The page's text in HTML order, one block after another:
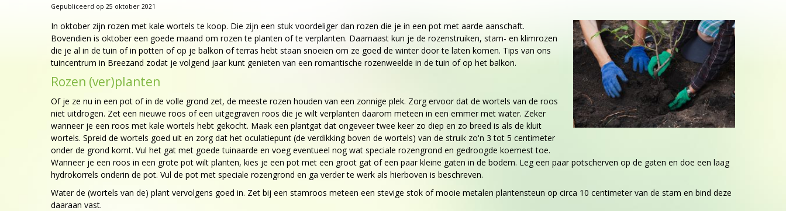
Gepubliceerd op 25 oktober 2021
In oktober zijn rozen met kale wortels te koop. Die zijn een stuk voordeliger dan rozen die je in een pot met aarde aanschaft.
Bovendien is oktober een goede maand om rozen te planten of te verplanten. Daarnaast kun je de rozenstruiken, stam- en klimrozen
die je al in de tuin of in potten of op je balkon of terras hebt staan snoeien om ze goed de winter door te laten komen. Tips van ons
tuincentrum in Breezand zodat je volgend jaar kunt genieten van een romantische rozenweelde in de tuin of op het balkon.
Rozen (ver)planten
Of je ze nu in een pot of in de volle grond zet, de meeste rozen houden van een zonnige plek. Zorg ervoor dat de wortels van de roos
niet uitdrogen. Zet een nieuwe roos of een uitgegraven roos die je wilt verplanten daarom meteen in een emmer met water. Zeker
wanneer je een roos met kale wortels hebt gekocht. Maak een plantgat dat ongeveer twee keer zo diep en zo breed is als de kluit
wortels. Spreid de wortels goed uit en zorg dat het oculatiepunt (de verdikking boven de wortels) van de struik zo'n 3 tot 5 centimeter
onder de grond komt. Vul het gat met goede tuinaarde en voeg eventueel nog wat speciale rozengrond en gedroogde koemest toe.
Wanneer je een roos in een grote pot wilt planten, kies je een pot met een groot gat of een paar kleine gaten in de bodem. Leg een paar potscherven op de gaten en doe een laag
hydrokorrels onderin de pot. Vul de pot met speciale rozengrond en ga verder te werk als hierboven is beschreven.
Water de (wortels van de) plant vervolgens goed in. Zet bij een stamroos meteen een stevige stok of mooie metalen plantensteun op circa 10 centimeter van de stam en bind deze
daaraan vast.